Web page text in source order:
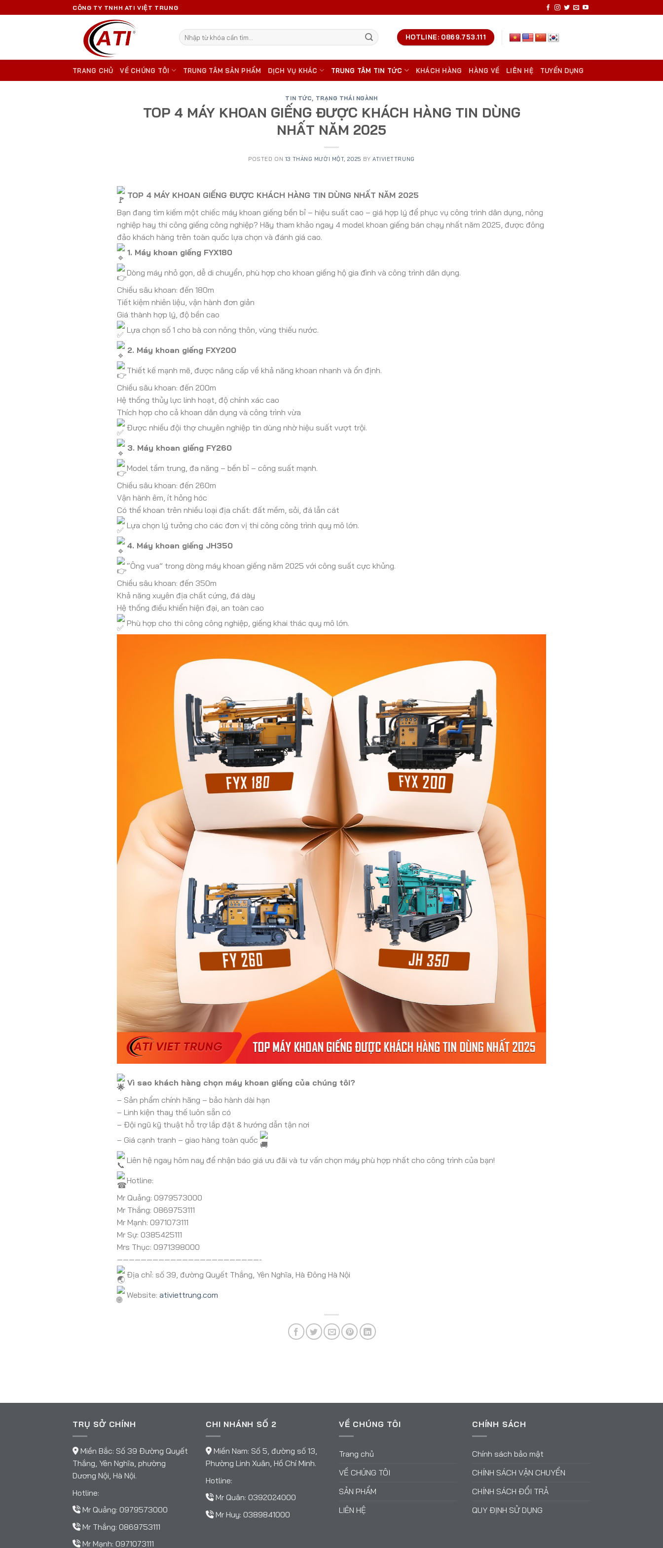
to
CÔNG TY TNHH ATI VIỆT TRUNG
Tìm
kiếm:
HOTLINE: 0869.753.111
TRANG CHỦ VỀ CHÚNG TÔI TRUNG TÂM SẢN PHẨM DỊCH VỤ KHÁC TRUNG TÂM TIN TỨC KHÁCH HÀNG HÀNG VỀ LIÊN HỆ TUYỂN DỤNG
TIN TỨC, TRẠNG THÁI NGÀNH
TOP 4 MÁY KHOAN GIẾNG ĐƯỢC KHÁCH HÀNG TIN DÙNG
NHẤT NĂM 2025
POSTED ON 13 THÁNG MƯỜI MỘT, 2025 BY ATIVIETTRUNG
TOP 4 MÁY KHOAN GIẾNG ĐƯỢC KHÁCH HÀNG TIN DÙNG NHẤT NĂM 2025
Bạn đang tìm kiếm một chiếc máy khoan giếng bền bỉ – hiệu suất cao – giá hợp lý để phục vụ công trình dân dụng, nông
nghiệp hay thi công giếng công nghiệp? Hãy tham khảo ngay 4 model khoan giếng bán chạy nhất năm 2025, được đông
đảo khách hàng trên toàn quốc lựa chọn và đánh giá cao.
1. Máy khoan giếng FYX180
Dòng máy nhỏ gọn, dễ di chuyển, phù hợp cho khoan giếng hộ gia đình và công trình dân dụng.
Chiều sâu khoan: đến 180m
Tiết kiệm nhiên liệu, vận hành đơn giản
Giá thành hợp lý, độ bền cao
Lựa chọn số 1 cho bà con nông thôn, vùng thiếu nước.
2. Máy khoan giếng FXY200
Thiết kế mạnh mẽ, được nâng cấp về khả năng khoan nhanh và ổn định.
Chiều sâu khoan: đến 200m
Hệ thống thủy lực linh hoạt, độ chính xác cao
Thích hợp cho cả khoan dân dụng và công trình vừa
Được nhiều đội thợ chuyên nghiệp tin dùng nhờ hiệu suất vượt trội.
3. Máy khoan giếng FY260
Model tầm trung, đa năng – bền bỉ – công suất mạnh.
Chiều sâu khoan: đến 260m
Vận hành êm, ít hỏng hóc
Có thể khoan trên nhiều loại địa chất: đất mềm, sỏi, đá lẫn cát
Lựa chọn lý tưởng cho các đơn vị thi công công trình quy mô lớn.
4. Máy khoan giếng JH350
“Ông vua” trong dòng máy khoan giếng năm 2025 với công suất cực khủng.
Chiều sâu khoan: đến 350m
Khả năng xuyên địa chất cứng, đá dày
Hệ thống điều khiển hiện đại, an toàn cao
Phù hợp cho thi công công nghiệp, giếng khai thác quy mô lớn.
Vì sao khách hàng chọn máy khoan giếng của chúng tôi?
– Sản phẩm chính hãng – bảo hành dài hạn
– Linh kiện thay thế luôn sẵn có
– Đội ngũ kỹ thuật hỗ trợ lắp đặt & hướng dẫn tận nơi
– Giá cạnh tranh – giao hàng toàn quốc
Liên hệ ngay hôm nay để nhận báo giá ưu đãi và tư vấn chọn máy phù hợp nhất cho công trình của bạn!
Hotline:
Mr Quảng: 0979573000
Mr Thắng: 0869753111
Mr Mạnh: 0971073111
Mr Sự: 0385425111
Mrs Thục: 0971398000
————————————————————————-
Địa chỉ: số 39, đường Quyết Thắng, Yên Nghĩa, Hà Đông Hà Nội
Website: ativiettrung.com
TRỤ SỞ CHÍNH
Miền Bắc: Số 39 Đường Quyết
Thắng, Yên Nghĩa, phường
Dương Nội, Hà Nội.
Hotline:
Mr Quảng: 0979573000
Mr Thắng: 0869753111
Mr Mạnh: 0971073111
CHI NHÁNH SỐ 2
Miền Nam: Số 5, đường số 13,
Phường Linh Xuân, Hồ Chí Minh.
Hotline:
Mr Quân: 0392024000
Mr Huy: 0389841000
VỀ CHÚNG TÔI
Trang chủ
VỀ CHÚNG TÔI
SẢN PHẨM
LIÊN HỆ
CHÍNH SÁCH
Chính sách bảo mật
CHÍNH SÁCH VẬN CHUYỂN
CHÍNH SÁCH ĐỔI TRẢ
QUY ĐỊNH SỬ DỤNG